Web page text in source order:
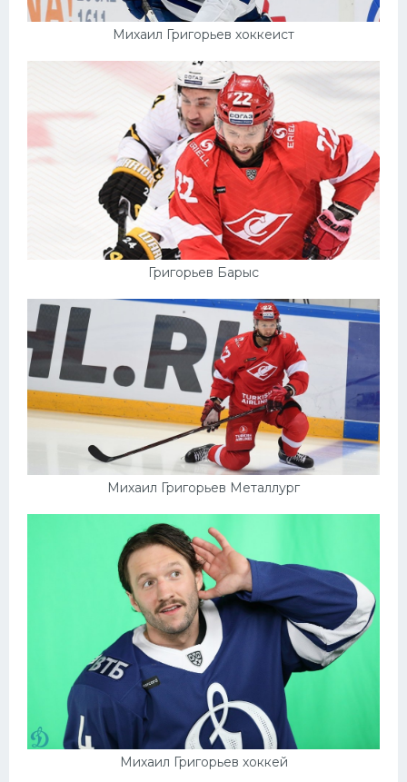
Михаил Григорьев хоккеист
Григорьев Барыс
Михаил Григорьев Металлург
Михаил Григорьев хоккей